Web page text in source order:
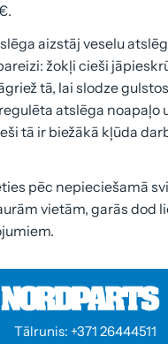
aizstāj veselu
žokļi cieši
tā, lai slodze
atslēga noapaļo
tā ir biežākā kļūda
pēc nepieciešamā
vietām, garās dod
Tālrunis: +371 26444511